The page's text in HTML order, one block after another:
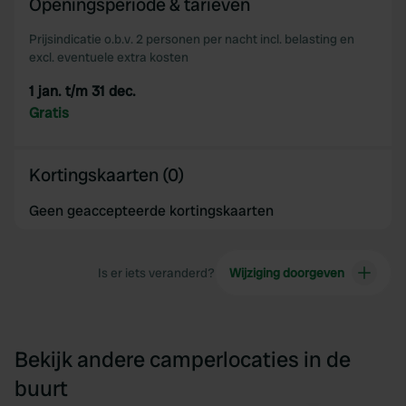
Prijsindicatie o.b.v. 2 personen per nacht incl. belasting en
excl. eventuele extra kosten
1 jan. t/m 31 dec.
Gratis
Kortingskaarten (0)
Geen geaccepteerde kortingskaarten
Is er iets veranderd? Wijziging doorgeven
Bekijk andere camperlocaties in de
buurt